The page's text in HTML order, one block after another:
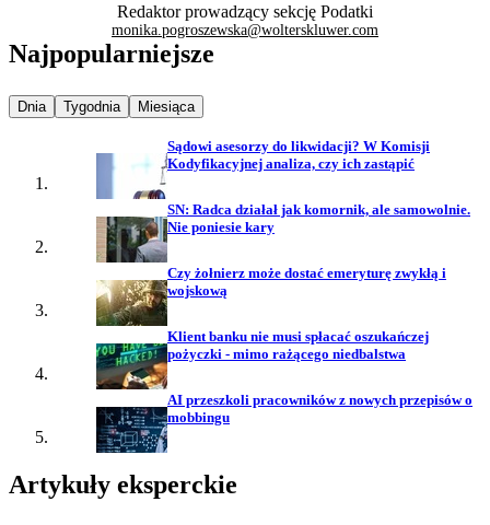
Redaktor prowadzący sekcję Podatki
monika.pogroszewska@wolterskluwer.com
Najpopularniejsze
Najpopularniejsze wiadomości z
Dnia Najpopularniejsze wiadomości z
Tygodnia Najpopularniejsze wiadomości z
Miesiąca
Sądowi asesorzy do likwidacji? W Komisji
Kodyfikacyjnej analiza, czy ich zastąpić
SN: Radca działał jak komornik, ale samowolnie.
Nie poniesie kary
Czy żołnierz może dostać emeryturę zwykłą i
wojskową
Klient banku nie musi spłacać oszukańczej
pożyczki - mimo rażącego niedbalstwa
AI przeszkoli pracowników z nowych przepisów o
mobbingu
Artykuły eksperckie